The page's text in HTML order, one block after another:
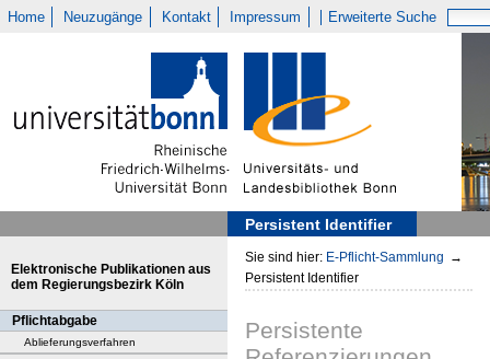
Home Neuzugänge Kontakt Impressum Erweiterte Suche
Persistent Identifier
Elektronische Publikationen aus
dem Regierungsbezirk Köln
Pflichtabgabe
Ablieferungsverfahren
Sie sind hier: E-Pflicht-Sammlung →
Persistent Identifier
Persistente